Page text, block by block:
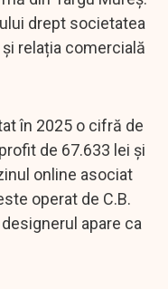
drept societatea
relația comercială
în 2025 o cifră de
de 67.633 lei și
online asociat
operat de C.B.
designerul apare ca